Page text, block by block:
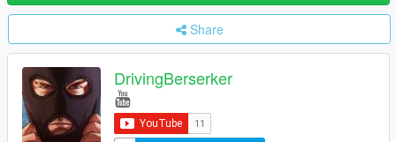
Share
DrivingBerserker